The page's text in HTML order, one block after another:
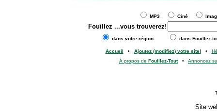
MP3 Ciné
Fouillez ...vous trouverez!
dans votre région dans Fouillez-
Accueil • Ajoutez (modifiez) votre site!•
À propos de Fouillez-Tout• Annoncez
Site